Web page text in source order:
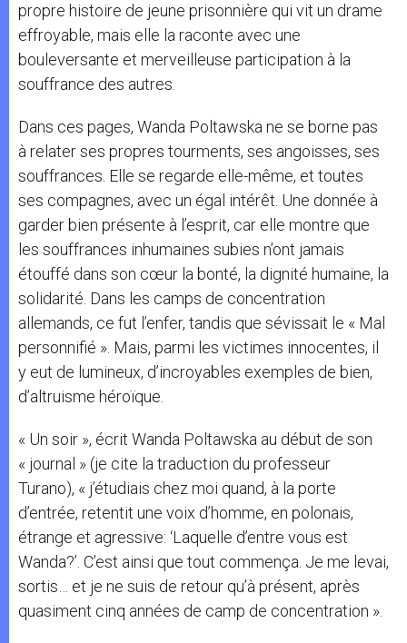
propre histoire de jeune prisonnière qui vit un drame
effroyable, mais elle la raconte avec une
bouleversante et merveilleuse participation à la
souffrance des autres.
Dans ces pages, Wanda Poltawska ne se borne pas
à relater ses propres tourments, ses angoisses, ses
souffrances. Elle se regarde elle-même, et toutes
ses compagnes, avec un égal intérêt. Une donnée à
garder bien présente à l’esprit, car elle montre que
les souffrances inhumaines subies n’ont jamais
étouffé dans son cœur la bonté, la dignité humaine, la
solidarité. Dans les camps de concentration
allemands, ce fut l’enfer, tandis que sévissait le « Mal
personnifié ». Mais, parmi les victimes innocentes, il
y eut de lumineux, d’incroyables exemples de bien,
d’altruisme héroïque.
« Un soir », écrit Wanda Poltawska au début de son
« journal » (je cite la traduction du professeur
Turano), « j’étudiais chez moi quand, à la porte
d’entrée, retentit une voix d’homme, en polonais,
étrange et agressive: ‘Laquelle d’entre vous est
Wanda?’. C’est ainsi que tout commença. Je me levai,
sortis… et je ne suis de retour qu’à présent, après
quasiment cinq années de camp de concentration ».